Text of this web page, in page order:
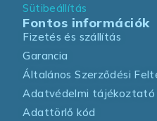
Sütibeállítás
Fontos információk
Fizetés és szállítás
Garancia
Általános Szerződési
Adatvédelmi tájékoztató
Adattörlő kód